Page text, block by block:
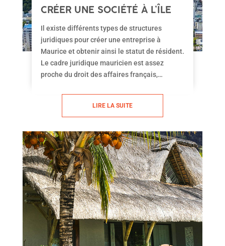
CRÉER UNE SOCIÉTÉ À L’ÎLE
MAURICE
Il existe différents types de structures
juridiques pour créer une entreprise à
Maurice et obtenir ainsi le statut de résident.
Le cadre juridique mauricien est assez
proche du droit des affaires français,
passant par les diverses formules de
certainement le statut qui vous conviendra.
LIRE LA SUITE